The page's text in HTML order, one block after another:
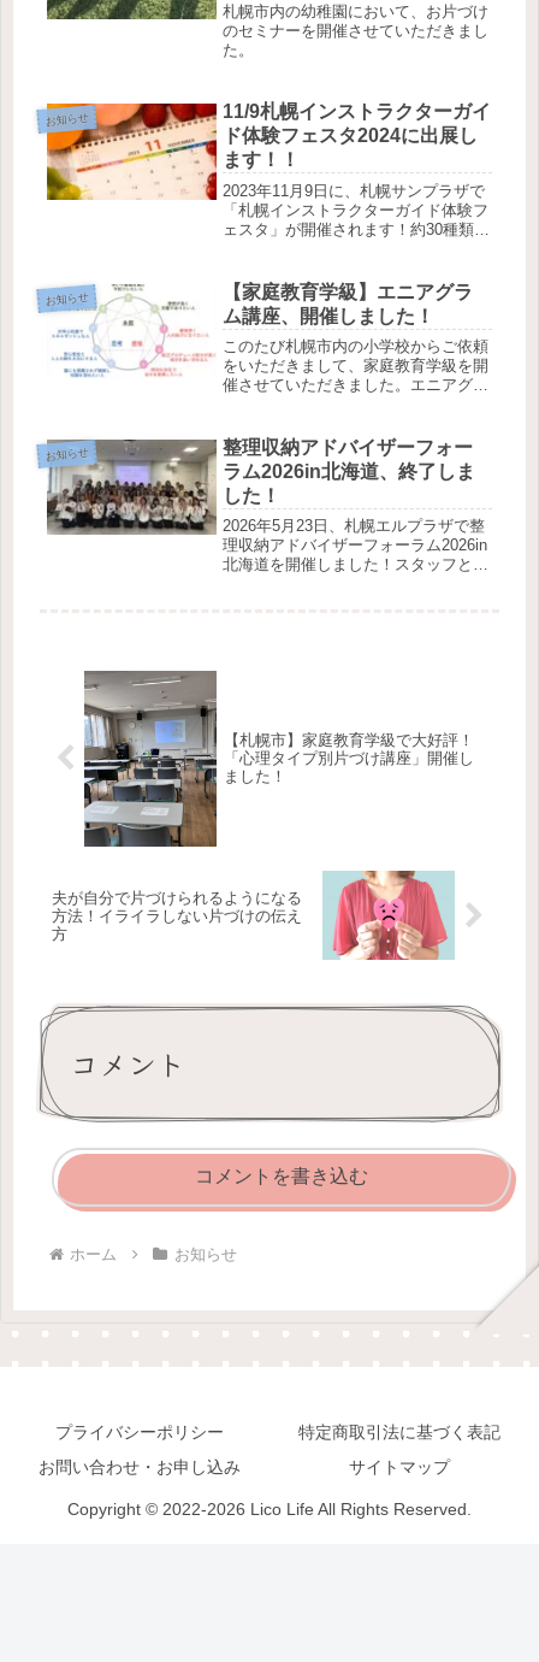
札幌市内の幼稚園において、お片づけ
のセミナーを開催させていただきまし
た。
お知らせ
11/9札幌インストラクターガイ
ド体験フェスタ2024に出展し
ます！！
2023年11月9日に、札幌サンプラザで
「札幌インストラクターガイド体験フ
ェスタ」が開催されます！約30種類の
トがもらえるスタンプラリーもありま
す。ぜひお越しくださいね。
お知らせ
【家庭教育学級】エニアグラ
ム講座、開催しました！
このたび札幌市内の小学校からご依頼
をいただきまして、家庭教育学級を開
催させていただきました。エニアグラ
ーションのコツをお伝えしました。
お知らせ
整理収納アドバイザーフォー
ラム2026in北海道、終了しま
した！
2026年5月23日、札幌エルプラザで整
理収納アドバイザーフォーラム2026in
北海道を開催しました！スタッフとし
【札幌市】家庭教育学級で大好評！
「心理タイプ別片づけ講座」開催し
ました！
夫が自分で片づけられるようになる
方法！イライラしない片づけの伝え
方
コメント
コメントを書き込む
ホーム お知らせ
プライバシーポリシー
特定商取引法に基づく表記
お問い合わせ・お申し込み
サイトマップ
Copyright © 2022-2026 Lico Life All Rights Reserved.